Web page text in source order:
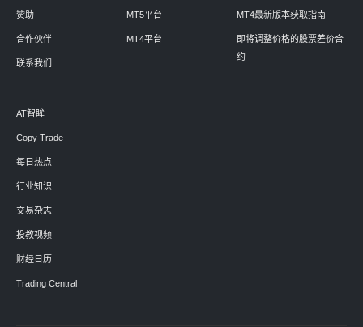
赞助
合作伙伴
联系我们
MT5平台
MT4平台
MT4最新版本获取指南
即将调整价格的股票差价合
约
AT智眸
Copy Trade
每日热点
行业知识
交易杂志
投教视频
财经日历
Trading Central